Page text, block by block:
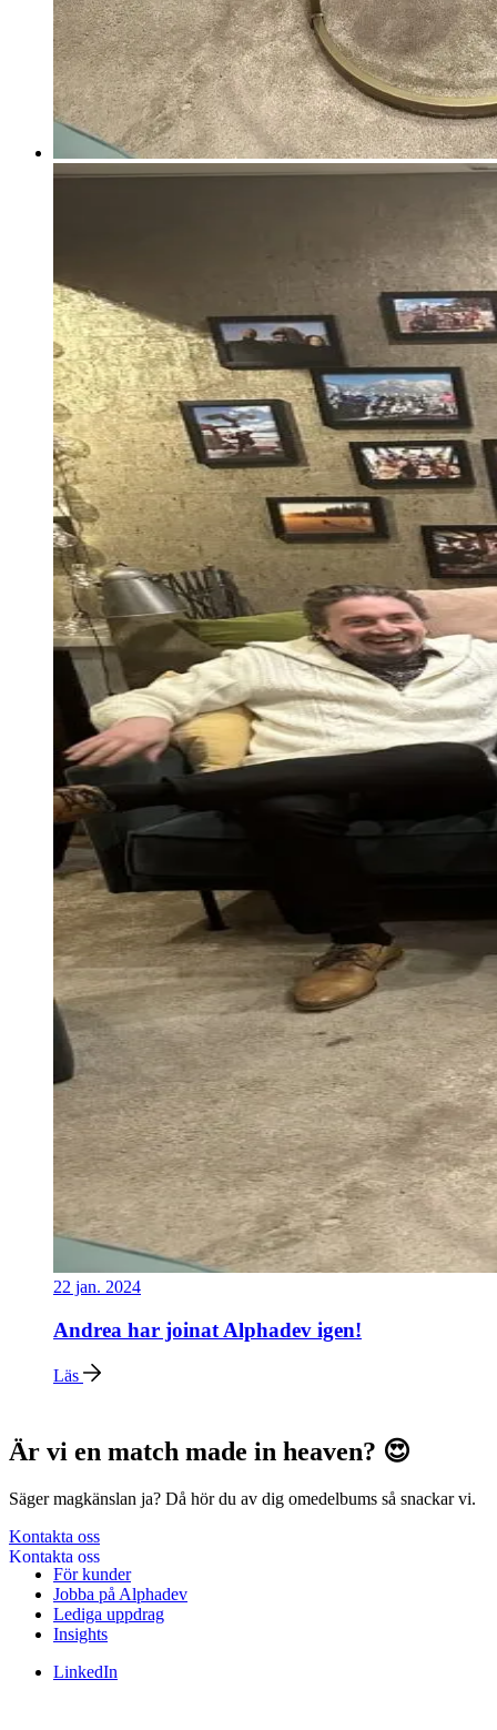
22 jan. 2024
Andrea har joinat Alphadev igen!
Läs
Är vi en match made in heaven? 😍
Säger magkänslan ja? Då hör du av dig omedelbums så snackar vi.
Kontakta oss
För kunder
Jobba på Alphadev
Lediga uppdrag
Insights
LinkedIn